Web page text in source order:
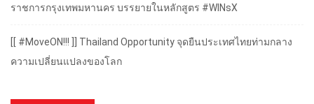
ราชการกรุงเทพมหานคร บรรยายในหลักสูตร #WINsX
[[ #MoveON!!! ]] Thailand Opportunity จุดยืนประเทศไทยท่ามกลาง
ความเปลี่ยนแปลงของโลก